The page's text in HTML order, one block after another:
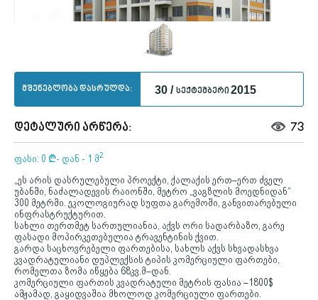
მშენებლობა დასრულდა: 30 / სექტემბერი 2015
დეტალური არწერა: 73
ფასი: 0 ¢- დან - 1 მ2
„ეს არის დასრულებული პროექტი, ქალაქის ერთ–ერთ ძველ
უბანში, ნაძალადევის რაიონში, მეტრო „ვაგზლის მოედნიდან“
300 მეტრში. ეკოლოგიურად სუფთა გარემოში, განვითარებული
ინფრასტრუქტურით.
სახლი თერთმეტ სართულიანია, აქვს ორი სადარბაზო, გარე
ფასადი მოპირკეთებულია ტრავენტინის ქვით.
გარდა საცხოვრებელი ფართებისა, სახლს აქვს სხვადასხვა
კვადრატულიანი დუპლექსის ტიპის კომერციული ფართები,
რომელთა ზომა იწყება 68კვ.მ–დან.
კომერციული ფართის კვადრატული მეტრის ფასია –1800$
ამჟამად, გაყიდვაშია მხოლოდ კომერციული ფართები.